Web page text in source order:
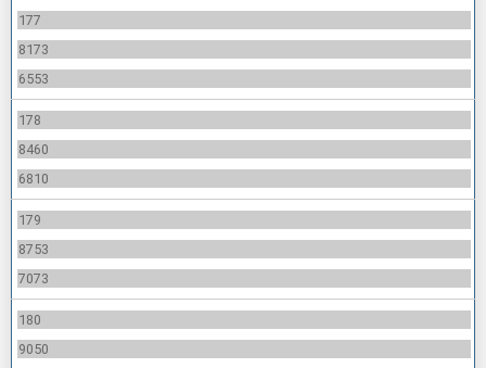
177
8173
6553
178
8460
6810
179
8753
7073
180
9050